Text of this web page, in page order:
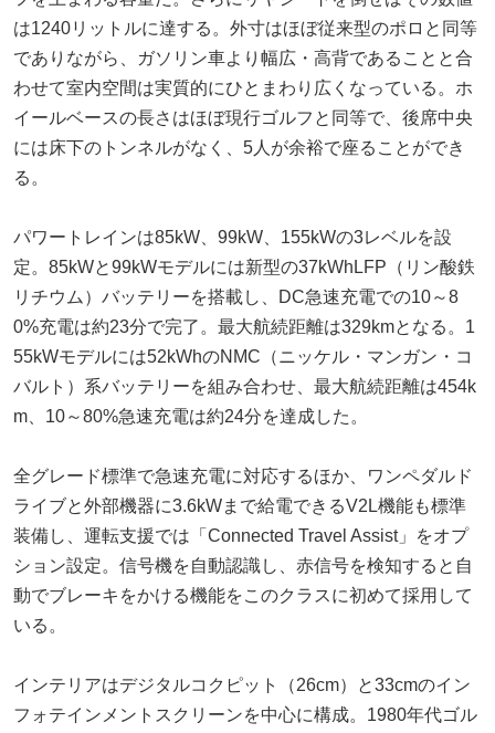
は1240リットルに達する。外寸はほぼ従来型のポロと同等
でありながら、ガソリン車より幅広・高背であることと合
わせて室内空間は実質的にひとまわり広くなっている。ホ
イールベースの長さはほぼ現行ゴルフと同等で、後席中央
には床下のトンネルがなく、5人が余裕で座ることができ
る。
パワートレインは85kW、99kW、155kWの3レベルを設
定。85kWと99kWモデルには新型の37kWhLFP（リン酸鉄
リチウム）バッテリーを搭載し、DC急速充電での10～8
0%充電は約23分で完了。最大航続距離は329kmとなる。1
55kWモデルには52kWhのNMC（ニッケル・マンガン・コ
バルト）系バッテリーを組み合わせ、最大航続距離は454k
m、10～80%急速充電は約24分を達成した。
全グレード標準で急速充電に対応するほか、ワンペダルド
ライブと外部機器に3.6kWまで給電できるV2L機能も標準
装備し、運転支援では「Connected Travel Assist」をオプ
ション設定。信号機を自動認識し、赤信号を検知すると自
動でブレーキをかける機能をこのクラスに初めて採用して
いる。
インテリアはデジタルコクピット（26cm）と33cmのイン
フォテインメントスクリーンを中心に構成。1980年代ゴル